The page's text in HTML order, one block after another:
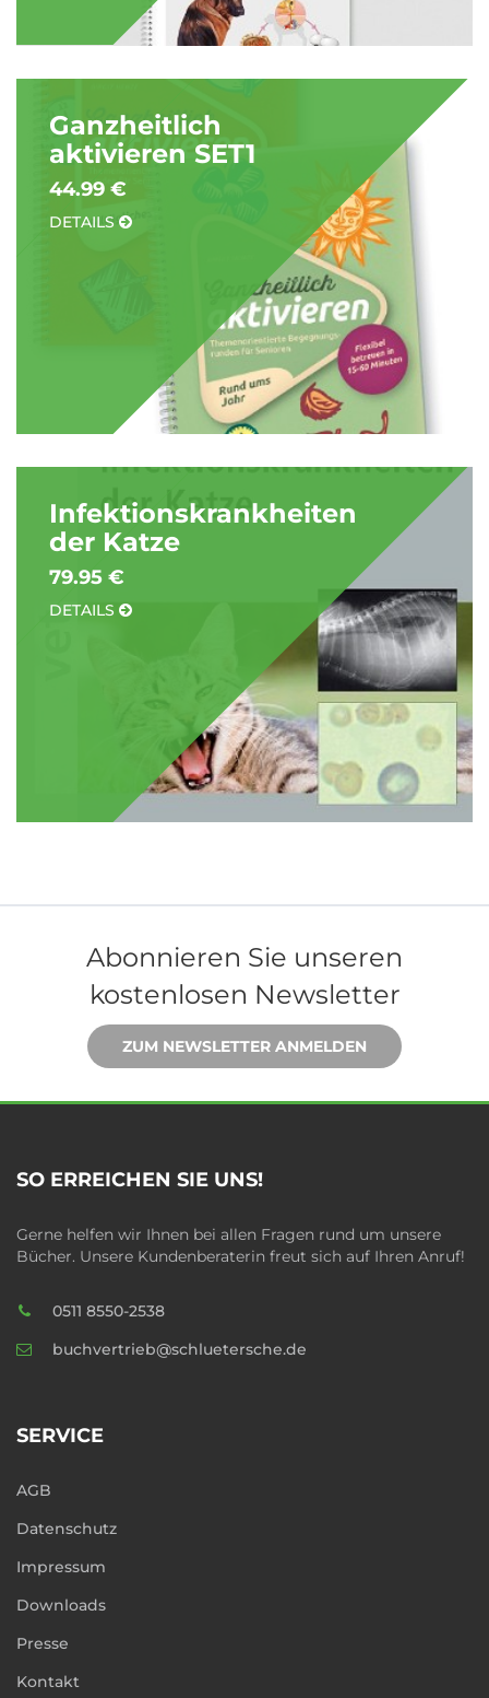
Ganzheitlich
aktivieren SET1
44.99 €
DETAILS
Infektionskrankheiten
der Katze
79.95 €
DETAILS
Abonnieren Sie unseren
kostenlosen Newsletter
ZUM NEWSLETTER ANMELDEN
SO ERREICHEN SIE UNS!
Gerne helfen wir Ihnen bei allen Fragen rund um unsere
Bücher. Unsere Kundenberaterin freut sich auf Ihren Anruf!
0511 8550-2538
buchvertrieb@schluetersche.de
SERVICE
AGB
Datenschutz
Impressum
Downloads
Presse
Kontakt